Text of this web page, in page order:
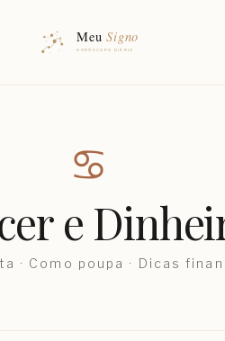
♋︎
e
· Como poupa · Dicas